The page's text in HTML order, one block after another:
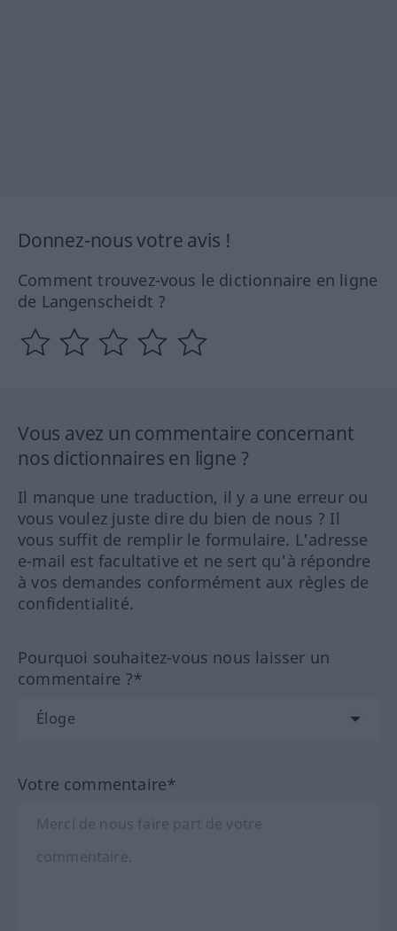
Donnez-nous votre avis !
Comment trouvez-vous le dictionnaire en ligne
de Langenscheidt ?
Vous avez un commentaire concernant
nos dictionnaires en ligne ?
Il manque une traduction, il y a une erreur ou
vous voulez juste dire du bien de nous ? Il
vous suffit de remplir le formulaire. L'adresse
e-mail est facultative et ne sert qu'à répondre
à vos demandes conformément aux règles de
confidentialité.
Pourquoi souhaitez-vous nous laisser un
commentaire ?*
Votre commentaire*